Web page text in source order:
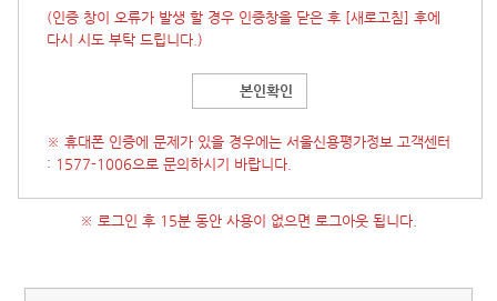
(인증 창이 오류가 발생 할 경우 인증창을 닫은 후 [새로고침] 후에
다시 시도 부탁 드립니다.)
본인확인
※ 휴대폰 인증에 문제가 있을 경우에는 서울신용평가정보 고객센터
: 1577-1006으로 문의하시기 바랍니다.
※ 로그인 후 15분 동안 사용이 없으면 로그아웃 됩니다.